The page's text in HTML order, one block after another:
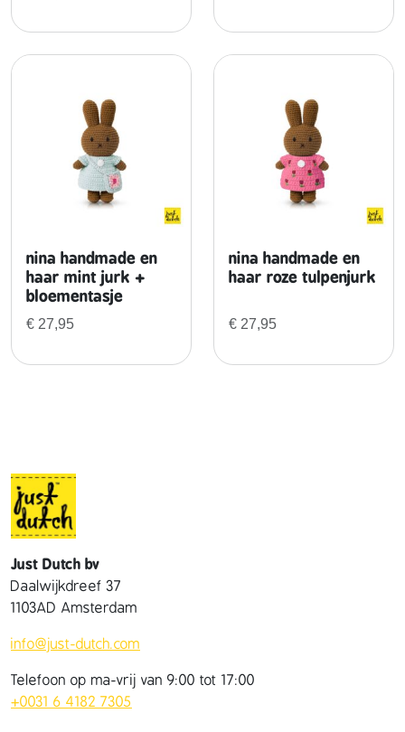
nina handmade en
haar mint jurk +
bloementasje
€ 27,95
nina handmade en
haar roze tulpenjurk
€ 27,95
Just Dutch bv
Daalwijkdreef 37
1103AD Amsterdam
info@just-dutch.com
Telefoon op ma-vrij van 9:00 tot 17:00
+0031 6 4182 7305